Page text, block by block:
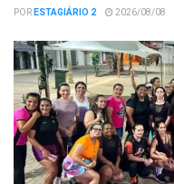
PORESTAGIÁRIO 2 2026/08/08